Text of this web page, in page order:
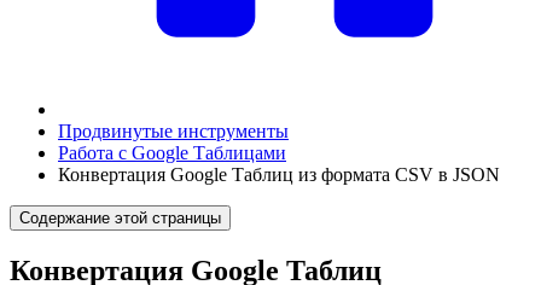
Продвинутые инструменты
Работа с Google Таблицами
Конвертация Google Таблиц из формата CSV в JSON
Содержание этой страницы
Конвертация Google Таблиц